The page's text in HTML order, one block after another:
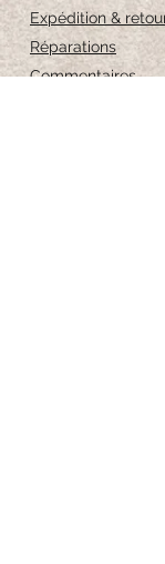
Expédition &
Réparations
Commentaires